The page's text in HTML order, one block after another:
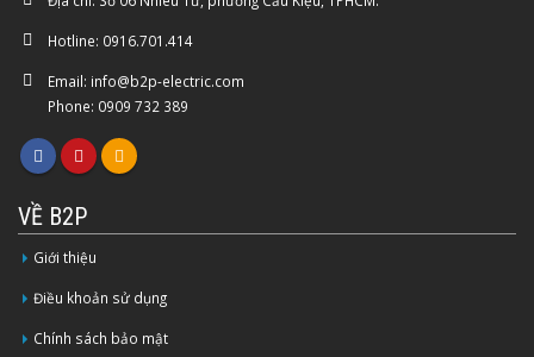
Hotline: 0916.701.414
Email: info@b2p-electric.com
Phone: 0909 732 389
VỀ B2P
Giới thiệu
Điều khoản sử dụng
Chính sách bảo mật